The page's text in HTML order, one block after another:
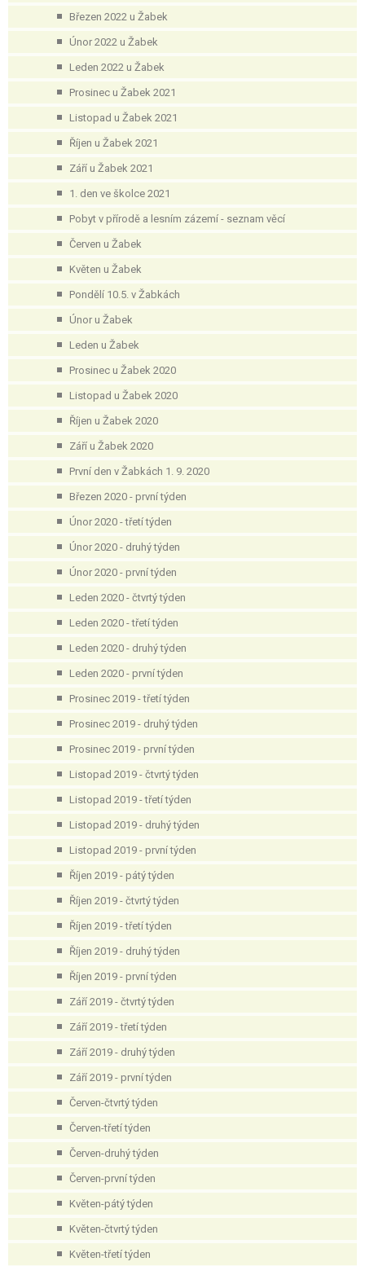
Březen 2022 u Žabek
Únor 2022 u Žabek
Leden 2022 u Žabek
Prosinec u Žabek 2021
Listopad u Žabek 2021
Říjen u Žabek 2021
Září u Žabek 2021
1. den ve školce 2021
Pobyt v přírodě a lesním zázemí - seznam věcí
Červen u Žabek
Květen u Žabek
Pondělí 10.5. v Žabkách
Únor u Žabek
Leden u Žabek
Prosinec u Žabek 2020
Listopad u Žabek 2020
Říjen u Žabek 2020
Září u Žabek 2020
První den v Žabkách 1. 9. 2020
Březen 2020 - první týden
Únor 2020 - třetí týden
Únor 2020 - druhý týden
Únor 2020 - první týden
Leden 2020 - čtvrtý týden
Leden 2020 - třetí týden
Leden 2020 - druhý týden
Leden 2020 - první týden
Prosinec 2019 - třetí týden
Prosinec 2019 - druhý týden
Prosinec 2019 - první týden
Listopad 2019 - čtvrtý týden
Listopad 2019 - třetí týden
Listopad 2019 - druhý týden
Listopad 2019 - první týden
Říjen 2019 - pátý týden
Říjen 2019 - čtvrtý týden
Říjen 2019 - třetí týden
Říjen 2019 - druhý týden
Říjen 2019 - první týden
Září 2019 - čtvrtý týden
Září 2019 - třetí týden
Září 2019 - druhý týden
Září 2019 - první týden
Červen-čtvrtý týden
Červen-třetí týden
Červen-druhý týden
Červen-první týden
Květen-pátý týden
Květen-čtvrtý týden
Květen-třetí týden